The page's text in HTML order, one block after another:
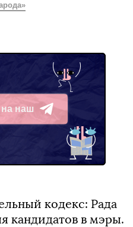
наш
кодекс: Рада
кандидатов в мэры.